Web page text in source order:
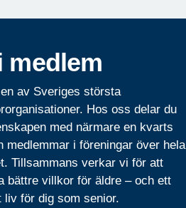
medlem
av Sveriges största
Hos oss delar du
med närmare en kvarts
medlemmar i föreningar över hela
Tillsammans verkar vi för att
bättre villkor för äldre – och ett
liv för dig som senior.